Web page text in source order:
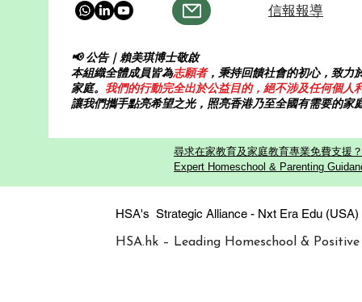
信報報導
📢 公告｜賴美琪博士敬啟
本組織全體成員皆為志願者，秉持回饋社會的初心，致力
家庭。 我們的行動完全出於公益目的，絕不涉及任何個人
讓我們攜手點亮希望之光，照亮香港乃至全國有需要的家
尋求在家教育及家庭教育專業免費支援
Expert Homeschool & Parenting
HSA's Strategic Alliance - Nxt Era Edu
HSA.hk – Leading Homeschool &